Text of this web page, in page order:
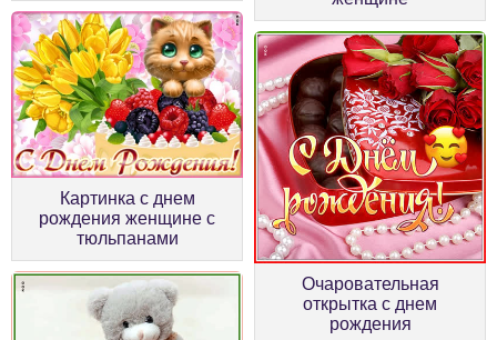
Картинка с днем
рождения женщине с
тюльпанами
Очаровательная
открытка с днем
рождения